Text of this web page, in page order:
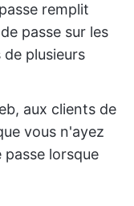
remplit
passe sur les
plusieurs
aux clients de
vous n'ayez
lorsque